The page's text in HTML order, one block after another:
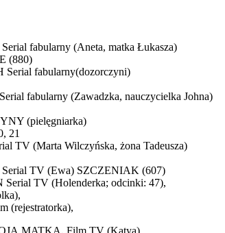
fabularny (Aneta, matka Łukasza)
(880)
fabularny(dozorczyni)
fabularny (Zawadzka, nauczycielka Johna)
(pielęgniarka)
21
TV (Marta Wilczyńska, żona Tadeusza)
TV (Ewa) SZCZENIAK (607)
Serial TV (Holenderka; odcinki: 47),
(rejestratorka),